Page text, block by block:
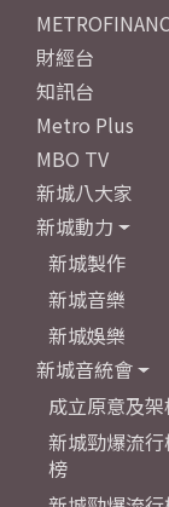
財經台
知訊台
Metro Plus
MBO TV
新城八大家
新城動力
新城製作
新城音樂
新城娛樂
新城音統會
成立原意及
新城勁爆流
榜